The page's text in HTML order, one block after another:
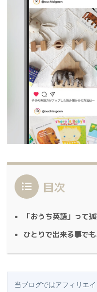
目次
「おうち英語」って
ひとりで出来る事で
当ブログではアフィリエ